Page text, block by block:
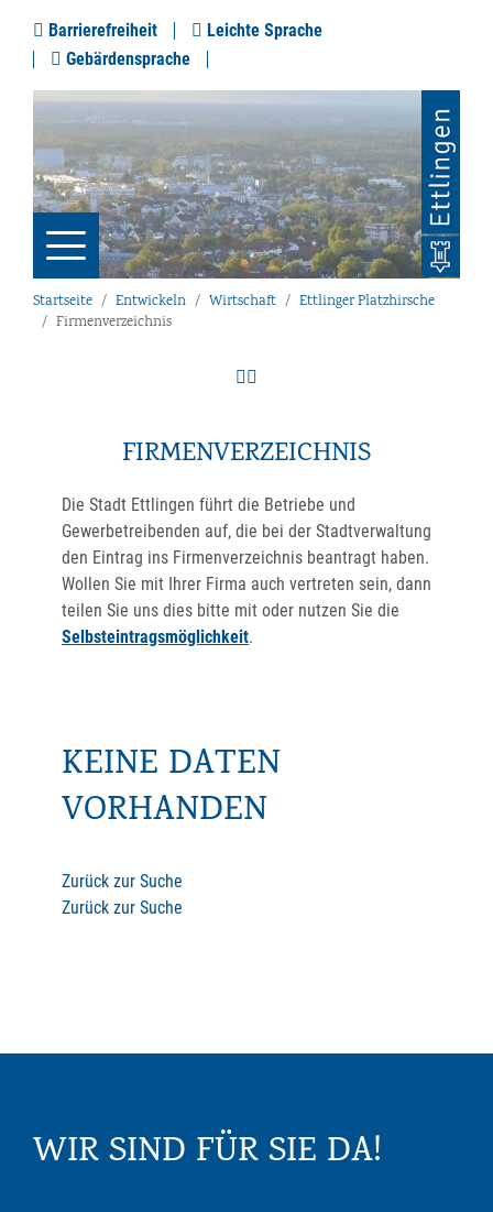
Barrierefreiheit
Leichte Sprache
Gebärdensprache
Startseite Entwickeln Wirtschaft
Ettlinger Platzhirsche
Firmenverzeichnis
FIRMENVERZEICHNIS
Die Stadt Ettlingen führt die Betriebe und
Gewerbetreibenden auf, die bei der Stadtverwaltung
den Eintrag ins Firmenverzeichnis beantragt haben.
Wollen Sie mit Ihrer Firma auch vertreten sein, dann
teilen Sie uns dies bitte mit oder nutzen Sie die
Selbsteintragsmöglichkeit.
KEINE DATEN
VORHANDEN
Zurück zur Suche
Zurück zur Suche
WIR SIND FÜR SIE DA!